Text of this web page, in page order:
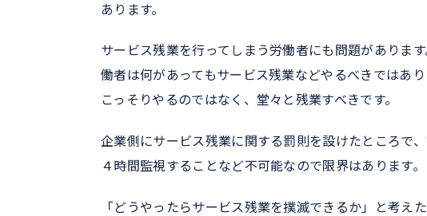
あります。
サービス残業を行ってしまう労働者にも問題がありま
働者は何があってもサービス残業などやるべきではあ
こっそりやるのではなく、堂々と残業すべきです。
企業側にサービス残業に関する罰則を設けたところで
４時間監視することなど不可能なので限界はあります。
「どうやったらサービス残業を撲滅できるか」と考